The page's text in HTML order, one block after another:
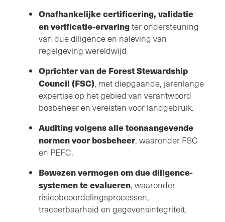
Onafhankelijke certificering, validatie
en verificatie-ervaringter ondersteuning
van due diligence en naleving van
regelgeving wereldwijd
Oprichter van de Forest Stewardship
Council (FSC), met diepgaande, jarenlange
expertise op het gebied van verantwoord
bosbeheer en vereisten voor landgebruik.
Auditing volgens alle toonaangevende
normen voor bosbeheer, waaronder FSC
en PEFC.
Bewezen vermogen om due diligence-
systemen te evalueren, waaronder
risicobeoordelingsprocessen,
traceerbaarheid en gegevensintegriteit.